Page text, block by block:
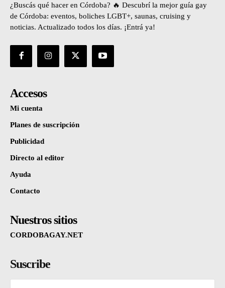
¿Buscás qué hacer en Córdoba? 🔥 Descubrí la mejor guía gay
de Córdoba: eventos, boliches LGBT+, saunas, cruising y
noticias. Actualizado todos los días. ¡Entrá ya!
Accesos
Mi cuenta
Planes de suscripción
Publicidad
Directo al editor
Ayuda
Contacto
Nuestros sitios
CORDOBAGAY.NET
Suscribe